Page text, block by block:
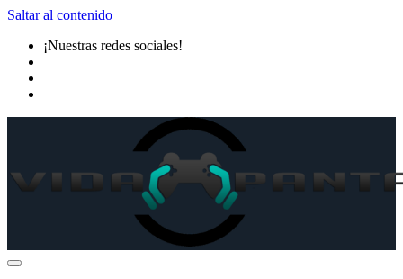
Saltar al contenido
¡Nuestras redes sociales!